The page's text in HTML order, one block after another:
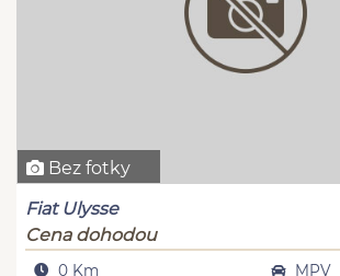
Bez fotky
Fiat Ulysse
Cena dohodou
0 Km
MPV